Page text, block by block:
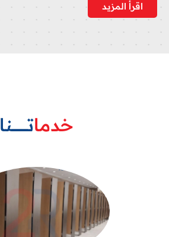
اقرأ المزيد
خدماتـــــــــــــنا